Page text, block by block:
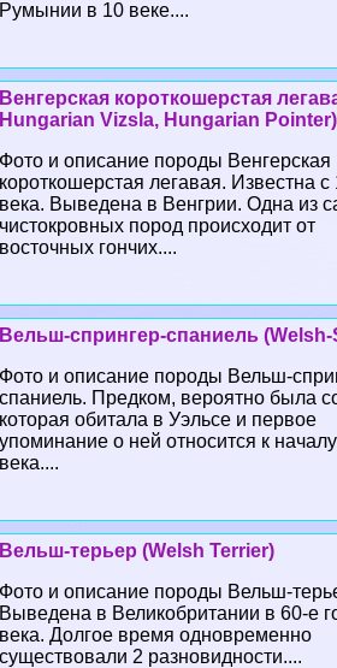
Румынии в 10 веке....
Венгерская короткошерстая
Hungarian Vizsla, Hungarian Pointer)
Фото и описание породы Венгерская
короткошерстая легавая. Известна с
века. Выведена в Венгрии. Одна из
чистокровных пород происходит от
восточных гончих....
Вельш-спрингер-спаниель
Фото и описание породы Вельш-
спаниель. Предком, вероятно была
которая обитала в Уэльсе и первое
упоминание о ней относится к
века....
Вельш-терьер (Welsh Terrier)
Фото и описание породы Вельш-
Выведена в Великобритании в 60-е
века. Долгое время одновременно
существовали 2 разновидности....